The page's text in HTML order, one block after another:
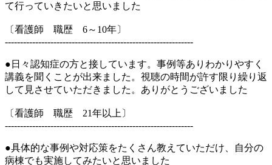
て行っていきたいと思いました
〔看護師 職歴 6～10年〕
--------------------------------------------------------------
●日々認知症の方と接しています。事例等ありわかりやすく
講義を聞くことが出来ました。視聴の時間が許す限り繰り返
して見させていただきました。ありがとうございました
〔看護師 職歴 21年以上〕
--------------------------------------------------------------
●具体的な事例や対応策をたくさん教えていただけ、自分の
病棟でも実施してみたいと思いました